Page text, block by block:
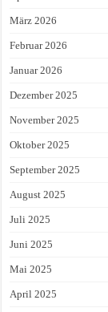
März 2026
Februar 2026
Januar 2026
Dezember 2025
November 2025
Oktober 2025
September 2025
August 2025
Juli 2025
Juni 2025
Mai 2025
April 2025